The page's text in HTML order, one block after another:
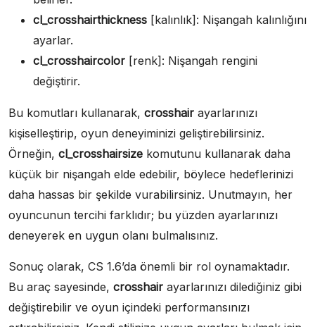
cl_crosshairthickness [kalınlık]: Nişangah kalınlığını
ayarlar.
cl_crosshaircolor [renk]: Nişangah rengini
değiştirir.
Bu komutları kullanarak, crosshair ayarlarınızı
kişiselleştirip, oyun deneyiminizi geliştirebilirsiniz.
Örneğin, cl_crosshairsize komutunu kullanarak daha
küçük bir nişangah elde edebilir, böylece hedeflerinizi
daha hassas bir şekilde vurabilirsiniz. Unutmayın, her
oyuncunun tercihi farklıdır; bu yüzden ayarlarınızı
deneyerek en uygun olanı bulmalısınız.
Sonuç olarak, CS 1.6’da önemli bir rol oynamaktadır.
Bu araç sayesinde, crosshair ayarlarınızı dilediğiniz gibi
değiştirebilir ve oyun içindeki performansınızı